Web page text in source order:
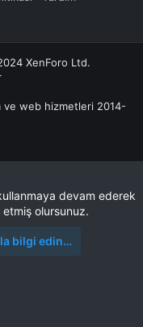
XenForo Ltd.
ve web hizmetleri 2014-
devam ederek
etmiş olursunuz.
bilgi edin…